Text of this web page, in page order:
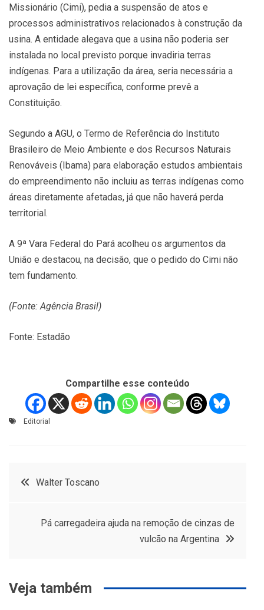
Missionário (Cimi), pedia a suspensão de atos e
processos administrativos relacionados à construção da
usina. A entidade alegava que a usina não poderia ser
instalada no local previsto porque invadiria terras
indígenas. Para a utilização da área, seria necessária a
aprovação de lei específica, conforme prevê a
Constituição.
Segundo a AGU, o Termo de Referência do Instituto
Brasileiro de Meio Ambiente e dos Recursos Naturais
Renováveis (Ibama) para elaboração estudos ambientais
do empreendimento não incluiu as terras indígenas como
áreas diretamente afetadas, já que não haverá perda
territorial.
A 9ª Vara Federal do Pará acolheu os argumentos da
União e destacou, na decisão, que o pedido do Cimi não
tem fundamento.
(Fonte: Agência Brasil)
Fonte: Estadão
Compartilhe esse conteúdo
Editorial
Navegação
Walter Toscano
Pá carregadeira ajuda na remoção de cinzas de
vulcão na Argentina
Veja também